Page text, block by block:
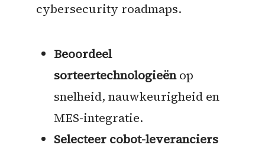
cybersecurity roadmaps.
Beoordeel
sorteertechnologieënop
snelheid, nauwkeurigheid en
MES-integratie.
Selecteer cobot-leveranciers